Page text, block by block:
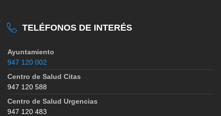
TELÉFONOS DE INTERÉS
Ayuntamiento
947 120 002
Centro de Salud Citas
947 120 588
Centro de Salud Urgencias
947 120 483